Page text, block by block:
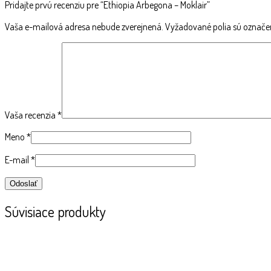
Pridajte prvú recenziu pre “Ethiopia Arbegona – Moklair”
Vaša e-mailová adresa nebude zverejnená. Vyžadované polia sú
Vaša recenzia *
Meno *
E-mail *
Súvisiace produkty